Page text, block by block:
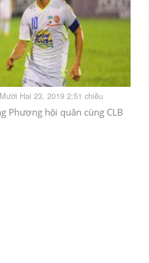
Hai 23, 2019 2:51 chiều
Phượng hội quân cùng CLB